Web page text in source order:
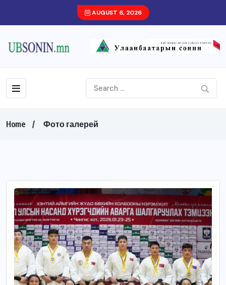
AUGUST 6, 2026
Home Фото галерей